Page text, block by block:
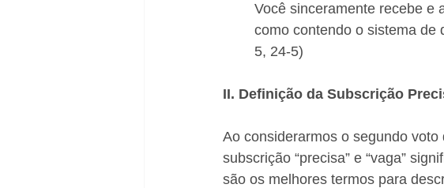
Você sinceramente recebe e
como contendo o sistema
5, 24-5)
II. Definição da Subscrição
Ao considerarmos o segundo
subscrição “precisa” e “vaga”
são os melhores termos para